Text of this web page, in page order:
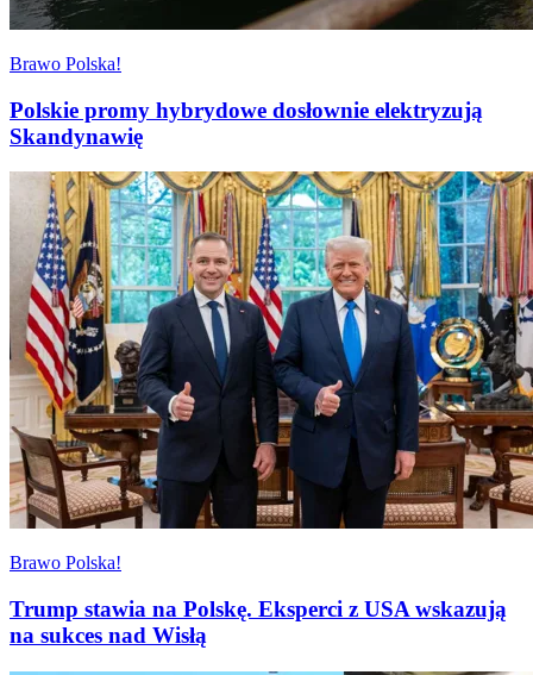
Brawo Polska!
Polskie promy hybrydowe dosłownie elektryzują
Skandynawię
Brawo Polska!
Trump stawia na Polskę. Eksperci z USA wskazują
na sukces nad Wisłą